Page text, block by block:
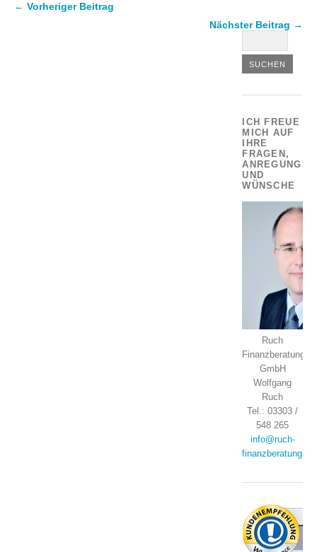
← Vorheriger Beitrag
Nächster Beitrag →
ICH FREUE
MICH AUF
IHRE
FRAGEN,
ANREGUNGEN
UND
WÜNSCHE
Ruch
Finanzberatung
GmbH
Wolfgang
Ruch
Tel.: 03303 /
548 265
info@ruch-
finanzberatung.de